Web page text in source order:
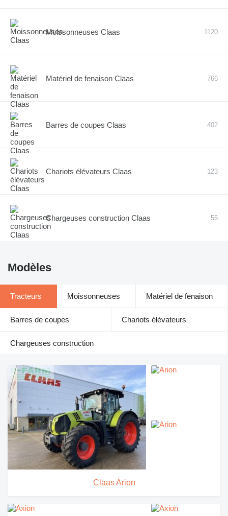
Moissonneuses Claas 1120
Matériel de fenaison Claas 766
Barres de coupes Claas 402
Chariots élévateurs Claas 123
Chargeuses construction Claas 55
Modèles
Tracteurs Moissonneuses Matériel de fenaison
Barres de coupes Chariots élévateurs
Chargeuses construction
Claas Arion